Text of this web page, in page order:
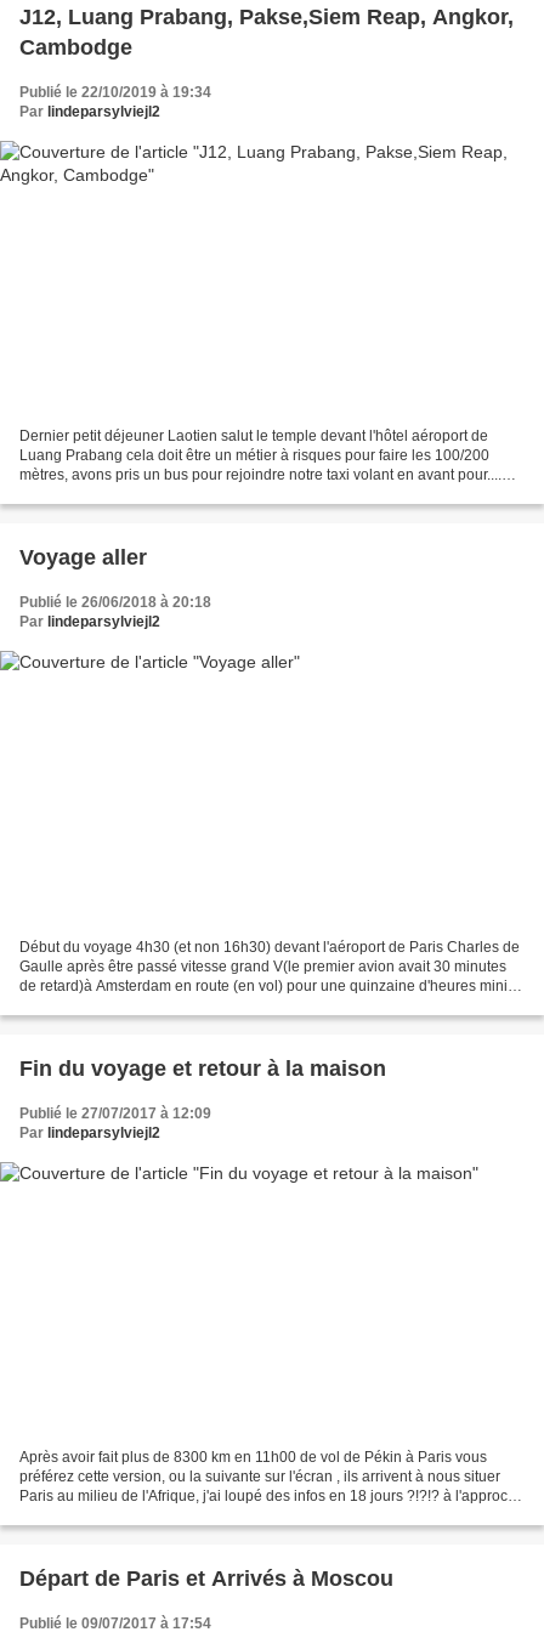
J12, Luang Prabang, Pakse,Siem Reap, Angkor,
Cambodge
Publié le 22/10/2019 à 19:34
Par lindeparsylviejl2
Dernier petit déjeuner Laotien salut le temple devant l'hôtel aéroport de
Luang Prabang cela doit être un métier à risques pour faire les 100/200
mètres, avons pris un bus pour rejoindre notre taxi volant en avant pour....
Voyage aller
Publié le 26/06/2018 à 20:18
Par lindeparsylviejl2
Début du voyage 4h30 (et non 16h30) devant l'aéroport de Paris Charles de
Gaulle après être passé vitesse grand V(le premier avion avait 30 minutes
de retard)à Amsterdam en route (en vol) pour une quinzaine d'heures mini
Fin du voyage et retour à la maison
Publié le 27/07/2017 à 12:09
Par lindeparsylviejl2
Après avoir fait plus de 8300 km en 11h00 de vol de Pékin à Paris vous
préférez cette version, ou la suivante sur l'écran , ils arrivent à nous situer
Paris au milieu de l'Afrique, j'ai loupé des infos en 18 jours ?!?!? à l'approche
Départ de Paris et Arrivés à Moscou
Publié le 09/07/2017 à 17:54